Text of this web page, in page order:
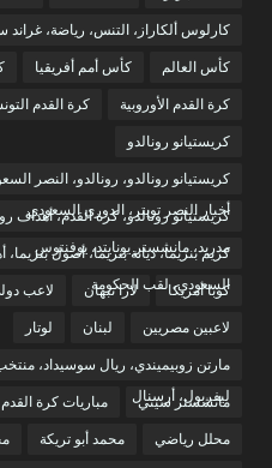
كارلوس ألكاراز، التنس، رياضة، غراند
كأس العالم كأس أمم أفريقيا
كرة القدم الأوروبية كرة القدم
كريستيانو رونالدو
كريستيانو رونالدو، رونالدو، النصر
أخبار النصر تويتر، الدوري السعودي
مدريد، مانشستر يونايتد، يوفنتوس
كريم بنزيما، ديانة بنزيما، أصول بنزيما،
السعودي، لقب الحكومة
كوبا أمريكا لارا نبهان لاعب
لاعبين مصريين لبنان لوتار
مارتن زوبيميندي، ريال سوسيداد،
ليفربول، أرسنال
مانشستر سيتي مباريات كرة القدم
محلل رياضي محمد أبو تريكة